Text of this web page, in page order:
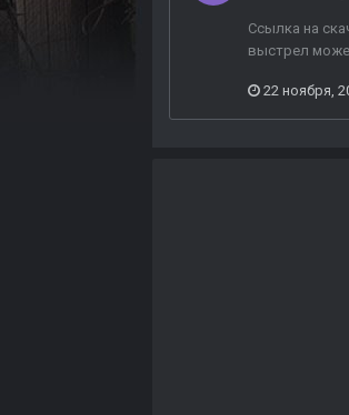
Ссылка на
выстрел
22 ноября,